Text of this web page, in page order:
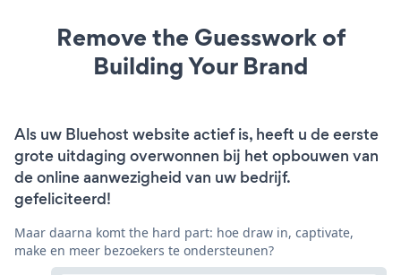
Remove the Guesswork of
Building Your Brand
Als uw Bluehost website actief is, heeft u de eerste
grote uitdaging overwonnen bij het opbouwen van
de online aanwezigheid van uw bedrijf.
gefeliciteerd!
Maar daarna komt the hard part: hoe draw in, captivate,
make en meer bezoekers te ondersteunen?